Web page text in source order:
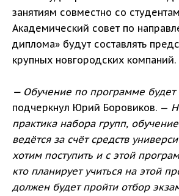
занятиям совместно со
Академический совет по
диплома» будут составлять
крупных новгородских компаний.
— Обучение по программе будет
подчеркнул Юрий Боровиков. —
практика набора групп,
ведётся за счёт средств
хотим поступить и с этой
кто планирует учиться на этой
должен будет пройти отбор